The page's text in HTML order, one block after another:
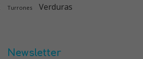
Turrones Verduras
Newsletter